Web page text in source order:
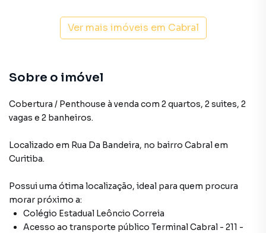
Ver mais imóveis em Cabral
Sobre o imóvel
Cobertura / Penthouse à venda com 2 quartos, 2 suites, 2
vagas e 2 banheiros.
Localizado em Rua Da Bandeira, no bairro Cabralem
Curitiba.
Possui uma ótima localização, ideal para quem procura
morar próximo a:
Colégio Estadual Leôncio Correia
Acesso ao transporte público Terminal Cabral - 211 -